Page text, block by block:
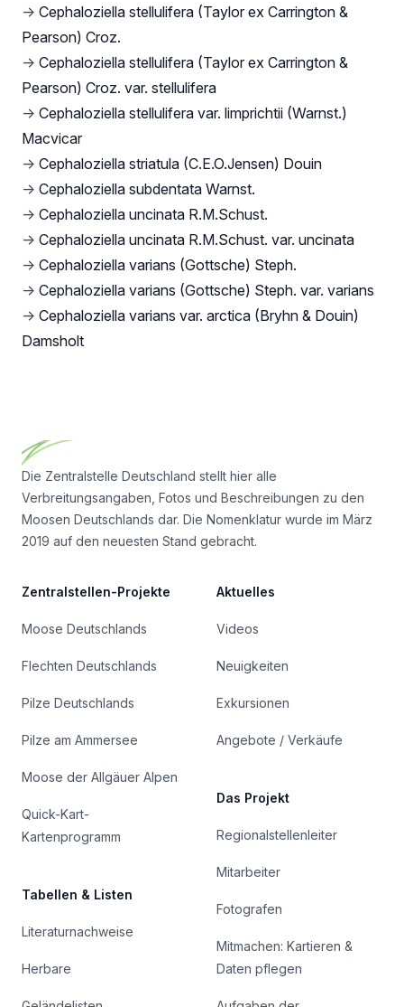
→ Cephaloziella stellulifera (Taylor ex Carrington &
Pearson) Croz.
→ Cephaloziella stellulifera (Taylor ex Carrington &
Pearson) Croz. var. stellulifera
→ Cephaloziella stellulifera var. limprichtii (Warnst.)
Macvicar
→ Cephaloziella striatula (C.E.O.Jensen) Douin
→ Cephaloziella subdentata Warnst.
→ Cephaloziella uncinata R.M.Schust.
→ Cephaloziella uncinata R.M.Schust. var. uncinata
→ Cephaloziella varians (Gottsche) Steph.
→ Cephaloziella varians (Gottsche) Steph. var. varians
→ Cephaloziella varians var. arctica (Bryhn & Douin)
Damsholt
Die Zentralstelle Deutschland stellt hier alle
Verbreitungsangaben, Fotos und Beschreibungen zu den
Moosen Deutschlands dar. Die Nomenklatur wurde im März
2019 auf den neuesten Stand gebracht.
Zentralstellen-Projekte
Moose Deutschlands
Flechten Deutschlands
Pilze Deutschlands
Pilze am Ammersee
Moose der Allgäuer Alpen
Quick-Kart-
Kartenprogramm
Tabellen & Listen
Literaturnachweise
Herbare
Aktuelles
Videos
Neuigkeiten
Exkursionen
Angebote / Verkäufe
Das Projekt
Regionalstellenleiter
Mitarbeiter
Fotografen
Mitmachen: Kartieren &
Daten pflegen